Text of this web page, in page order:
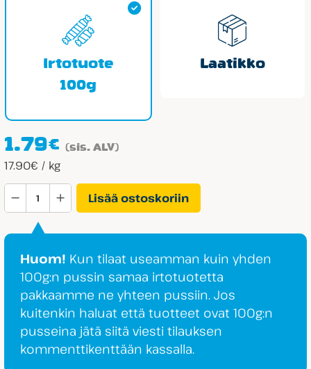
Irtotuote
100g
Laatikko
1.79€ (sis. ALV)
17.90€ / kg
Panda
Ahaa
Suklaacrisp
Lisää ostoskoriin
Huom! Kun tilaat useamman kuin yhden
100g:n pussin samaa irtotuotetta
pakkaamme ne yhteen pussiin. Jos
kuitenkin haluat että tuotteet ovat 100g:n
pusseina jätä siitä viesti tilauksen
kommenttikenttään kassalla.